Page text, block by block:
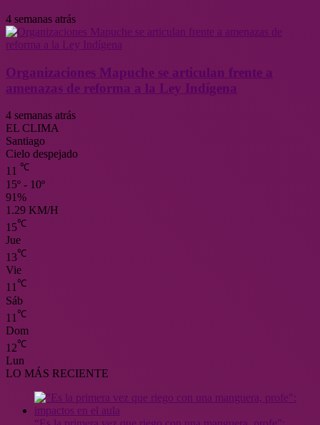
4 semanas atrás
Organizaciones Mapuche se articulan frente a
amenazas de reforma a la Ley Indígena
4 semanas atrás
EL CLIMA
Santiago
Cielo despejado
11 ℃
15º - 10º
91%
1.29 KM/H
15℃
Jue
13℃
Vie
11℃
Sáb
11 ℃
Dom
12℃
Lun
LO MÁS RECIENTE